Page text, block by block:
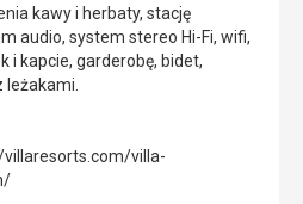
kawy i herbaty, stację
audio, system stereo Hi-Fi, wifi,
i kapcie, garderobę, bidet,
villa-